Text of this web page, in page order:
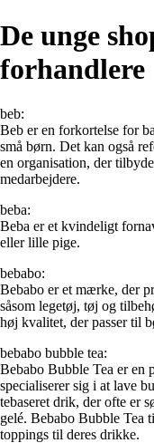
De unge
forhandlere
beb:
Beb er en forkortelse for
små børn. Det kan også
en organisation, der
medarbejdere.
beba:
Beba er et kvindeligt
eller lille pige.
bebabo:
Bebabo er et mærke, der
såsom legetøj, tøj og
høj kvalitet, der passer til
bebabo bubble tea:
Bebabo Bubble Tea er
specialiserer sig i at lave
tebaseret drik, der ofte er
gelé. Bebabo Bubble Tea
toppings til deres drikke.